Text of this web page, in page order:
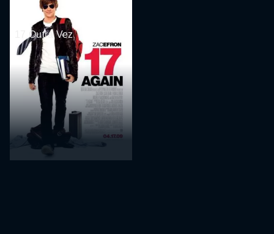
17 Outra Vez